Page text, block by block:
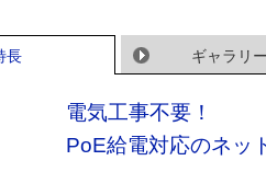
長 ギャラリ
電気工事不要！
PoE給電対応のネッ